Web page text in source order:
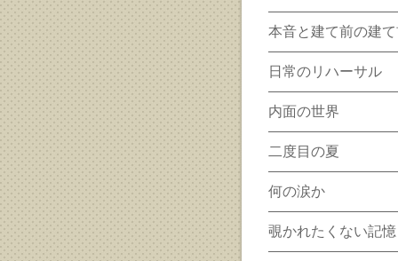
本音と建て前の建
日常のリハーサル
内面の世界
二度目の夏
何の涙か
覗かれたくない記憶